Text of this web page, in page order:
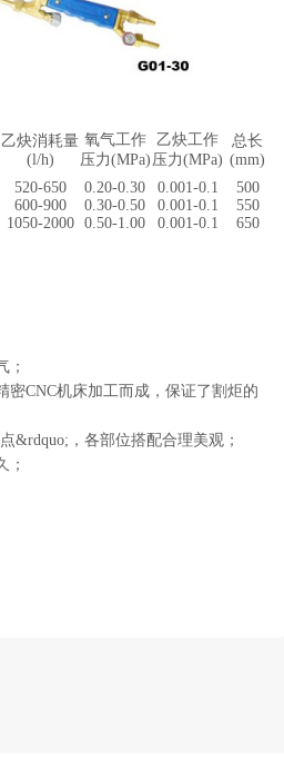
乙炔消耗量
(l/h)
氧气工作
压力(MPa)
乙炔工作
压力(MPa)
总长
(mm)
520-650 0.20-0.30 0.001-0.1
500
600-900 0.30-0.50 0.001-0.1
550
1050-2000 0.50-1.00 0.001-0.1 650
；
密CNC机床加工而成，保证了割炬的
&rdquo;，各部位搭配合理美观；
；